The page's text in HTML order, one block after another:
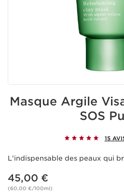
Masque Argile
SOS
15
L'indispensable des peaux qui
Nouveau prix 45,00 €
45,00 €
(60,00 €/100ml)